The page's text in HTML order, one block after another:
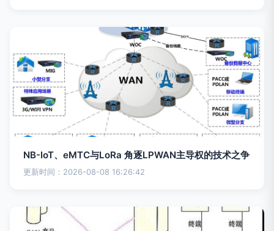
NB-IoT、eMTC与LoRa 角逐LPWAN主导权的技术之争
更新时间：2026-08-08 16:26:42